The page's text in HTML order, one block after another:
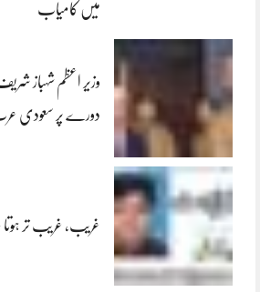
میں کامیاب
وزیر اعظم شہباز
دورے پر سعودی
غریب، غریب تر ہوتا